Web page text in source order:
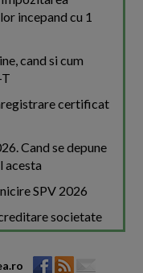
incepand cu 1
cand si cum
certificat
Cand se depune
acesta
SPV 2026
societate